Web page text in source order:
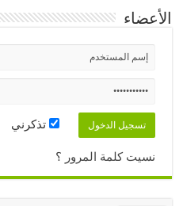
الأعضاء
تذكرني
نسيت كلمة المرور ؟